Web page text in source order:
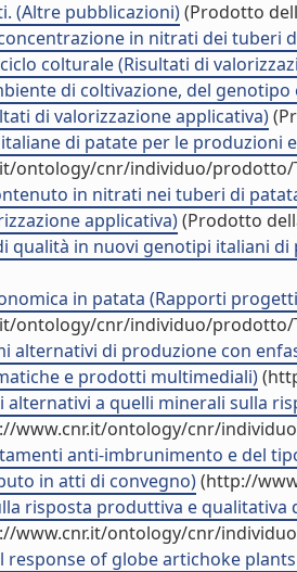
(Altre pubblicazioni)(Prodotto
in nitrati dei tuberi
colturale (Risultati di
di coltivazione, del
di valorizzazione applicativa)
di patate per le
ontology/cnr/individuo/prodotto/
in nitrati nei tuberi di
applicativa)(Prodotto
qualità in nuovi genotipi italiani
in patata (Rapporti
ontology/cnr/individuo/prodotto/
alternativi di produzione con
e prodotti multimediali)
alternativi a quelli minerali sulla
www.cnr.it/ontology/cnr/
anti-imbrunimento e del
in atti di convegno)(http://
risposta produttiva e
www.cnr.it/ontology/cnr/
response of globe artichoke